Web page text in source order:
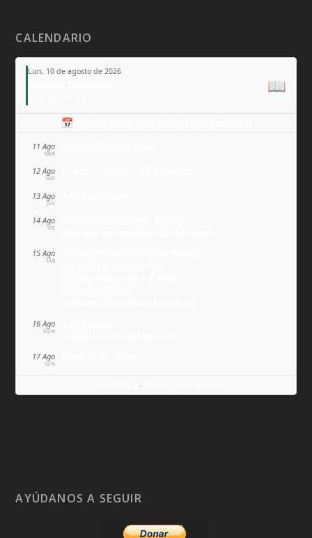
CALENDARIO
Lun, 10 de agosto de 2026
📖
📅 Añade todo a tu calendario personal
11 Ago
MAR
12 Ago
MIÉ
13 Ago
JUE
14 Ago
VIE
15 Ago
SÁB
16 Ago
DOM
17 Ago
LUN
·
AYÚDANOS A SEGUIR